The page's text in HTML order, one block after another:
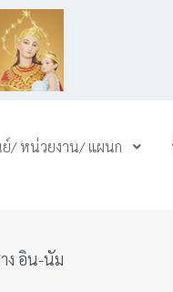
/ หน่วยงาน/ แผนก
ง อิน-นัม